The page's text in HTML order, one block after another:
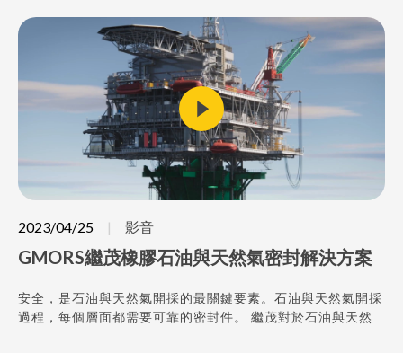
成為最值得信賴的密封件專家！
2023/04/25 影音
GMORS繼茂橡膠石油與天然氣密封解決方案
安全，是石油與天然氣開採的最關鍵要素。石油與天然氣開採
過程，每個層面都需要可靠的密封件。 繼茂對於石油與天然